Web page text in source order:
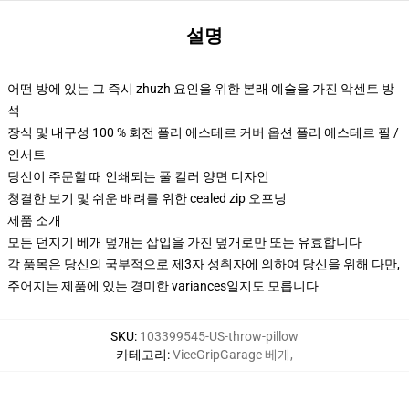
설명
어떤 방에 있는 그 즉시 zhuzh 요인을 위한 본래 예술을 가진 악센트 방
석
장식 및 내구성 100 % 회전 폴리 에스테르 커버 옵션 폴리 에스테르 필 /
인서트
당신이 주문할 때 인쇄되는 풀 컬러 양면 디자인
청결한 보기 및 쉬운 배려를 위한 cealed zip 오프닝
제품 소개
모든 던지기 베개 덮개는 삽입을 가진 덮개로만 또는 유효합니다
각 품목은 당신의 국부적으로 제3자 성취자에 의하여 당신을 위해 다만,
주어지는 제품에 있는 경미한 variances일지도 모릅니다
SKU: 103399545-US-throw-pillow
카테고리:ViceGripGarage 베개,